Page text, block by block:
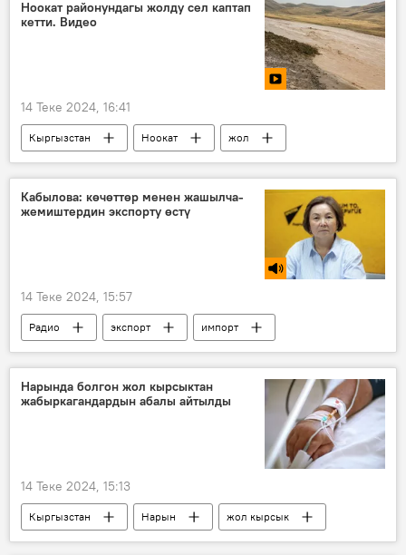
Ноокат районундагы жолду сел каптап
кетти. Видео
14 Теке 2024, 16:41
Кыргызстан Ноокат
жол
сел
Видео
Кабылова: көчөттөр менен жашылча-
жемиштердин экспорту өстү
14 Теке 2024, 15:57
Радио экспорт
импорт
жашылча-жемиш
тонна
Кыргызстан
Нарында болгон жол кырсыктан
жабыркагандардын абалы айтылды
14 Теке 2024, 15:13
Кыргызстан Нарын
жол кырсык
КР Саламаттык сактоо министрлиги